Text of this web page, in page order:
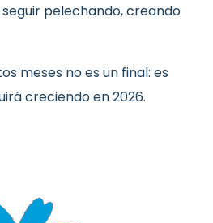
pelechando, creando
meses no es un final: es
creciendo en 2026.